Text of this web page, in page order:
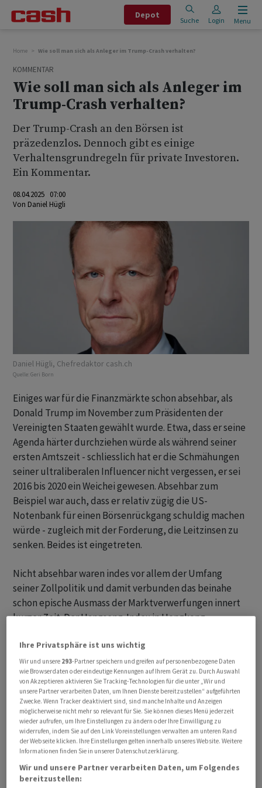
Depot
Suche Login Menu
Home Wie soll man sich als Anleger im Trump-Crash verhalten?
KOMMENTAR
Wie soll man sich als Anleger im
Trump-Crash verhalten?
Der Trump-Crash an den Börsen ist
präzedenzlos. Dennoch gibt es einige
Verhaltensgrundregeln für private Investoren.
Ein Kommentar.
08.04.2025 07:00
Von Daniel Hügli
Daniel Hügli, Chefredaktor cash.ch
Quelle: Geri Born
Einiges war für die Finanzmärkte schon absehbar, als
Donald Trump im November zum Präsidenten der
Vereinigten Staaten gewählt wurde. Etwa, dass er seine
Agenda härter durchziehen würde als während seiner
ersten Amtszeit - schliesslich hat er die Schmähungen
seiner ultraliberalen Influencer nicht vergessen, er sei
2016 bis 2020 ein Weichei gewesen. Absehbar zum
Beispiel war auch, dass er relativ zügig die US-
Notenbank für einen Börsenrückgang schuldig machen
würde - zugleich mit der Forderung, die Leitzinsen zu
senken. Beides ist eingetreten.
Nicht absehbar waren indes vor allem der Umfang
seiner Zollpolitik und damit verbunden das beinahe
schon epische Ausmass der Marktverwerfungen innert
kurzer Zeit. Der Hangseng-Index in Hongkong
1997. Die Bewertungen der US-Aktien sind innert
weniger Tage auf das Niveau von 2023 zurückgefallen.
Hedgefonds verzeichneten am Donnerstag ihre bisher
höchsten Netto-Tagesverkäufe von globalen Aktien. Es
liessen sich noch viele Exempel aufzählen.
Der Trump-Crash unterscheidet sich vom Covid-
Absturz, von der Finanzkrise oder der Dotcom-Crash
aber dadurch, dass er nun quasi herbeigezwungen
wurde. Was ihn auch vergleichslos macht. Notenbanken
Ihre Privatsphäre ist uns wichtig
Wir und unsere 293-Partner speichern und greifen auf personenbezogene Daten
wie Browserdaten oder eindeutige Kennungen auf Ihrem Gerät zu. Durch Auswahl
von Akzeptieren aktivieren Sie Tracking-Technologien für die unter „Wir und
unsere Partner verarbeiten Daten, um Ihnen Dienste bereitzustellen“ aufgeführten
Zwecke. Wenn Tracker deaktiviert sind, sind manche Inhalte und Anzeigen
möglicherweise nicht mehr so relevant für Sie. Sie können dieses Menü jederzeit
wieder aufrufen, um Ihre Einstellungen zu ändern oder Ihre Einwilligung zu
widerrufen, indem Sie auf den Link Voreinstellungen verwalten am unteren Rand
der Webseite klicken. Ihre Einstellungen gelten innerhalb unseres Website. Weitere
Informationen finden Sie in unserer Datenschutzerklärung.
Wir und unsere Partner verarbeiten Daten, um Folgendes
bereitzustellen: